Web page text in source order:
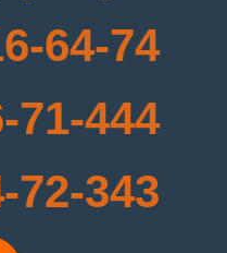
64-74
71-444
72-343